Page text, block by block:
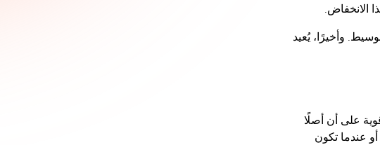
الانخفاض.
وأخيرًا، يُعيد
على أن أصلًا
عندما تكون